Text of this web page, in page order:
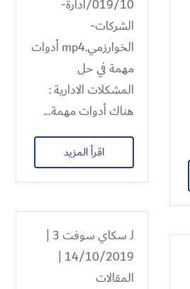
019/10/ادارة-
الشركات-
الخوارزمي.mp4 أدوات
مهمة في حل
المشكلات الادارية :
هناك أدوات مهمة...
اقرأ المزيد
لـسكاي سوفت 3
|
14/10/2019 |
المقالات